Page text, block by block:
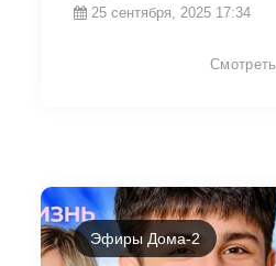
25 сентября, 2025 17:34
Смотреть
Эфиры Дома-2